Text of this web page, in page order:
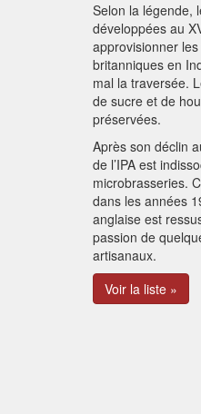
Selon la légende,
développées au
approvisionner
britanniques en
mal la traversée.
de sucre et de
préservées.
Après son déclin
de l’IPA est
microbrasseries.
dans les années
anglaise est
passion de
artisanaux.
Voir la liste »